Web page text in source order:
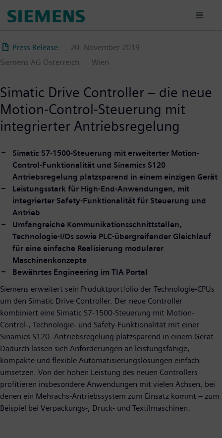
zum
Press Release
20. November 2019
Siemens AG Österreich
Wien
Simatic Drive Controller – die neue
Motion-Control-Steuerung mit
integrierter Antriebsregelung
Simatic S7-1500-Steuerung mit erweiterter Motion-
Control-Funktionalität und Sinamics S120
Antriebsregelung platzsparend in einem einzigen Gerät
Leistungsstark für High-End-Anwendungen, mit
integrierter Safety-Funktionalität für Steuerung und
Antrieb
Umfangreiche Kommunikationsschnittstellen,
Technologie-I/Os sowie PLC-übergreifender Gleichlauf
für eine einfache Realisierung modularer
Maschinenkonzepte
Bewährtes Engineering im TIA Portal
Siemens erweitert sein Produktportfolio der Technologie-CPUs
um den Simatic Drive Controller. Der neue Controller
kombiniert eine Simatic S7-1500-Steuerung mit Motion-
Control-, Technologie- und Safety-Funktionalität mit einer
Sinamics S120 -Antriebsregelung platzsparend in einem Gerät.
Dadurch lassen sich Anforderungen an leistungsfähige,
kompakte und flexible Automatisierungslösungen einfach
umsetzen. Von der hohen Leistung des neuen Controllers
profitieren insbesondere Anwendungen mit vielen Achsen, bei
denen ein Mehrachs-Antriebssystem zum Einsatz kommt – zum
Beispiel bei Verpackungs-, Druck- und Textilmaschinen.